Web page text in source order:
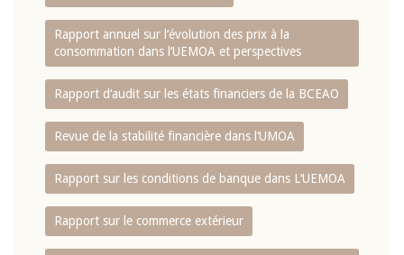
Rapport annuel sur l‘évolution des prix à la
consommation dans l‘UEMOA et perspectives
Rapport d‘audit sur les états financiers de la BCEAO
Revue de la stabilité financière dans l‘UMOA
Rapport sur les conditions de banque dans L‘UEMOA
Rapport sur le commerce extérieur